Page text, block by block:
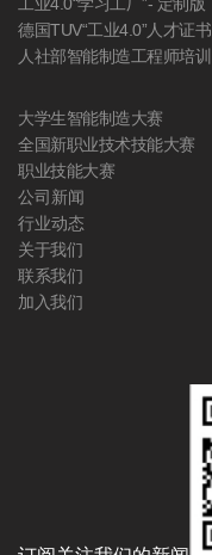
工业4.0“学习工厂”- 定制版
德国TUV“工业4.0”人才证书
人社部智能制造工程师培训
大学生智能制造大赛
全国新职业技术技能大赛
职业技能大赛
公司新闻
行业动态
关于我们
联系我们
加入我们